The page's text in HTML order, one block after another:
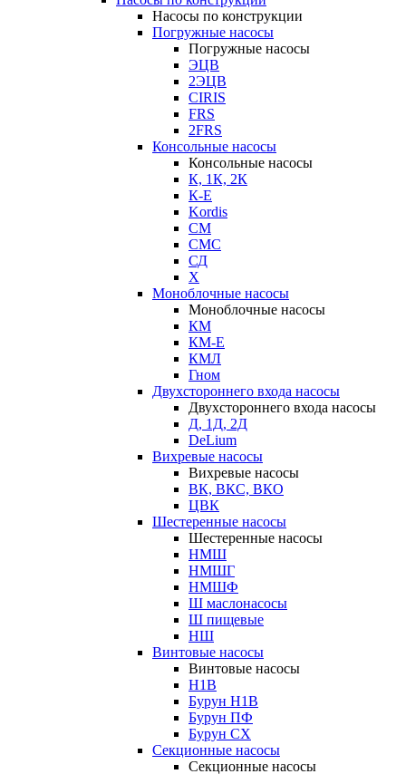
Насосы по конструкции
Погружные насосы
Погружные насосы
ЭЦВ
2ЭЦВ
CIRIS
FRS
2FRS
Консольные насосы
Консольные насосы
К, 1К, 2К
К-Е
Kordis
СМ
СМС
СД
Х
Моноблочные насосы
Моноблочные насосы
КМ
КМ-Е
КМЛ
Гном
Двухстороннего входа насосы
Двухстороннего входа насосы
Д, 1Д, 2Д
DeLium
Вихревые насосы
Вихревые насосы
ВК, ВКС, ВКО
ЦВК
Шестеренные насосы
Шестеренные насосы
НМШ
НМШГ
НМШФ
Ш маслонасосы
Ш пищевые
НШ
Винтовые насосы
Винтовые насосы
Н1В
Бурун Н1В
Бурун ПФ
Бурун СХ
Секционные насосы
Секционные насосы